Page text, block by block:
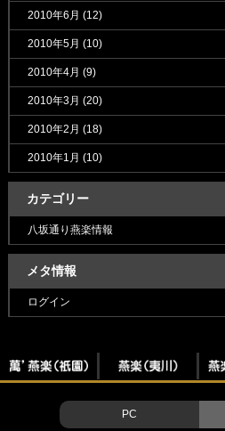
2010年6月 (12)
2010年5月 (10)
2010年4月 (9)
2010年3月 (20)
2010年2月 (18)
2010年1月 (10)
カテゴリー
八坂通り燕楽情報
メタ情報
ログイン
PC